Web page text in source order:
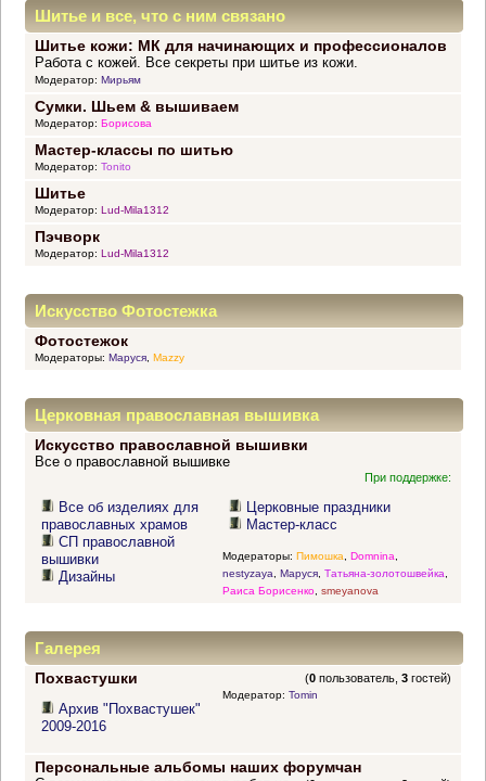
Шитье и все, что с ним связано
Шитье кожи: МК для начинающих и профессионалов
Работа с кожей. Все секреты при шитье из кожи.
Модератор: Мирьям
Сумки. Шьем & вышиваем
Модератор: Борисова
Мастер-классы по шитью
Модератор: Tonito
Шитье
Модератор: Lud-Mila1312
Пэчворк
Модератор: Lud-Mila1312
Искусство Фотостежка
Фотостежок
Модераторы: Маруся, Mazzy
Церковная православная вышивка
Искусство православной вышивки
Все о православной вышивке
При поддержке:
Все об изделиях для
православных храмов
СП православной
вышивки
Дизайны
Церковные праздники
Мастер-класс
Модераторы: Пимошка Domnina
nestyzaya
Маруся, Татьяна-золотошвейка
Раиса Борисенко, smeyanova
Галерея
Похвастушки (0 пользователь,3 гостей)
Архив "Похвастушек"
2009-2016
Модератор: Tomin
Персональные альбомы наших форумчан